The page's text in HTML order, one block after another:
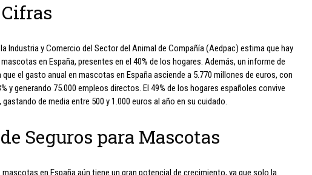
Industria y Comercio del Sector del Animal de Compañía (Aedpac) estima que hay
en España, presentes en el 40% de los hogares. Además, un informe de
que el gasto anual en mascotas en España asciende a 5.770 millones de euros, con
y generando 75.000 empleos directos. El 49% de los hogares españoles convive
de media entre 500 y 1.000 euros al año en su cuidado.
Seguros para Mascotas